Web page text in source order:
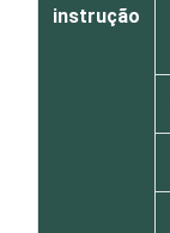
instrução